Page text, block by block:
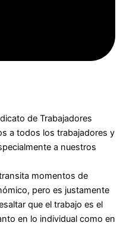
de Trabajadores
a todos los trabajadores y
a nuestros
momentos de
pero es justamente
que el trabajo es el
en lo individual como en